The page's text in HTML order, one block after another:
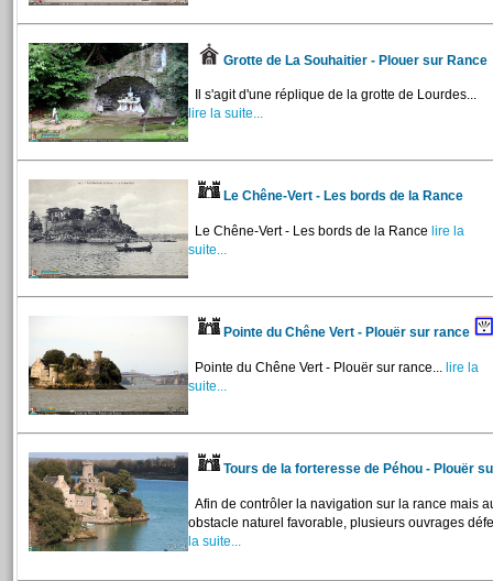
Grotte de La Souhaitier - Plouer sur Rance
Il s'agit d'une réplique de la grotte de Lourdes...
lire la suite...
Le Chêne-Vert - Les bords de la Rance
Le Chêne-Vert - Les bords de la Rance lire la
suite...
Pointe du Chêne Vert - Plouër sur rance
Pointe du Chêne Vert - Plouër sur rance... lire la
suite...
Tours de la forteresse de Péhou - Plouër
Afin de contrôler la navigation sur la rance mais
obstacle naturel favorable, plusieurs ouvrages
la suite...